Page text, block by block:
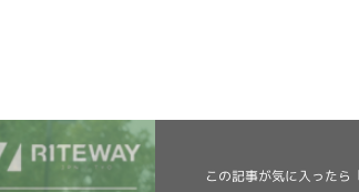
この記事が気に入ったら